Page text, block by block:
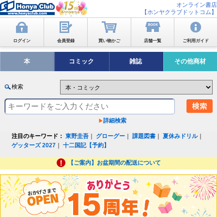
オンライン書店
【ホンヤクラブドットコム】
ログイン 会員登録 買い物かご 店舗一覧 ご利用ガイド
本 コミック 雑誌 その他商材
検索
詳細検索
注目のキーワード： 東野圭吾 グローグー ｜課題図書 ｜夏休みドリル｜
ゲッターズ 2027 ｜十二国記【予約】
【ご案内】お盆期間の配送について